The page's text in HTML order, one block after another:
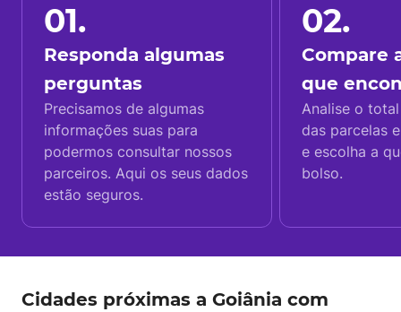
01.
Responda algumas
perguntas
Precisamos de algumas
informações suas para
podermos consultar nossos
parceiros. Aqui os seus dados
estão seguros.
02.
Compare
que
Analise o
das parcelas
e escolha a
bolso.
Cidades próximas a Goiânia com